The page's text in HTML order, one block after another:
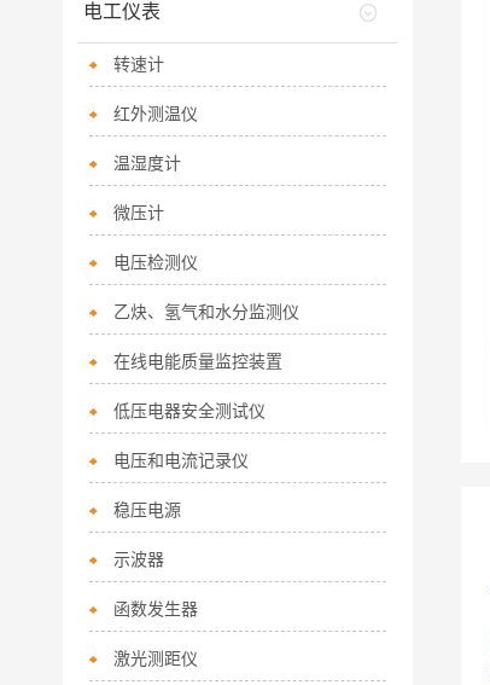
电工仪表
转速计
红外测温仪
温湿度计
微压计
电压检测仪
乙炔、氢气和水分监测仪
在线电能质量监控装置
低压电器安全测试仪
电压和电流记录仪
稳压电源
示波器
函数发生器
激光测距仪